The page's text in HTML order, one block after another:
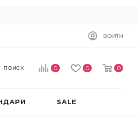
ВОЙТИ
0 0 0
ПОИСК
SALE